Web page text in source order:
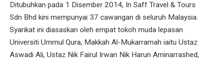
Ditubuhkan pada 1 Disember 2014, In Saff Travel & Tours
Sdn Bhd kini mempunyai 37 cawangan di seluruh Malaysia.
Syarikat ini diasaskan oleh empat tokoh muda lepasan
Universiti Ummul Qura, Makkah Al-Mukarramah iaitu Ustaz
Aswadi Ali, Ustaz Nik Fairul Irwan Nik Harun Aminarrashed,